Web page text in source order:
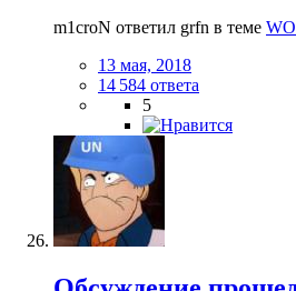
m1croN ответил grfn в теме
13 мая, 2018
14 584 ответа
5